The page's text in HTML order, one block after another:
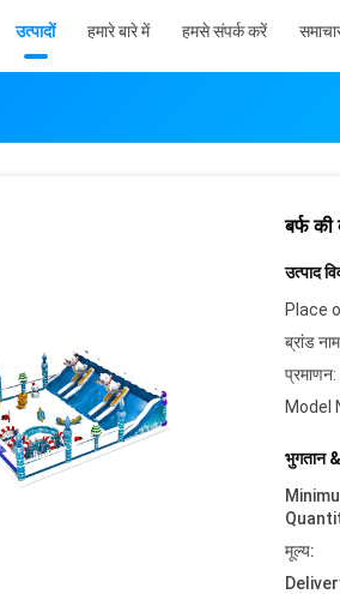
उत्पादों हमारे बारे में हमसे संपर्क करें
बर्फ
उत्पाद
Place
ब्रांड
प्रमाणन:
Model
भुगतान
मूल्य: